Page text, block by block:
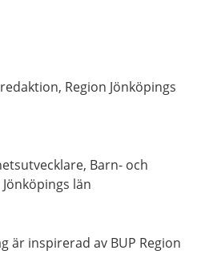
Region Jönköpings
Barn- och
län
är inspirerad av BUP Region